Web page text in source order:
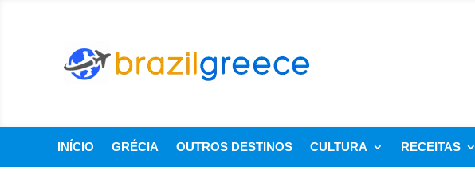
INÍCIO GRÉCIA OUTROS DESTINOS CULTURA RECEITAS